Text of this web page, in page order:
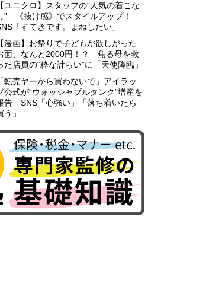
【ユニクロ】スタッフの“人気の着こな
” 《抜け感》でスタイルアップ！
「すてきです。まねしたい」
【漫画】お祭りで子どもが欲しがった
面、なんと2000円！？ 焦る母を救
た店員の“粋な計らい”に「天使降臨」
「転売ヤーから買わないで」アイラッ
公式が“ウォッシャブルタンク”増産を
告 SNS「心強い」「落ち着いたら
う」